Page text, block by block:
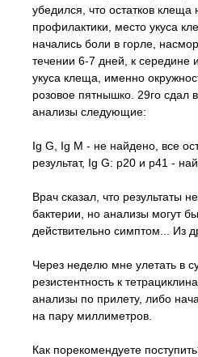
убедился, что остатков
профилактики, место укуса
начались боли в горле,
течении 6-7 дней, к
укуса клеща, именно
розовое пятнышко. 29го сдал
анализы следующие:
Ig G, Ig M - не найдено, все
результат, Ig G: p20 и p41 -
Врач сказал, что результаты
бактерии, но анализы могут
действительно симптом... Из
Через неделю мне улетать в
резистентность к
анализы по прилету, либо
на пару миллиметров.
Как порекомендуете